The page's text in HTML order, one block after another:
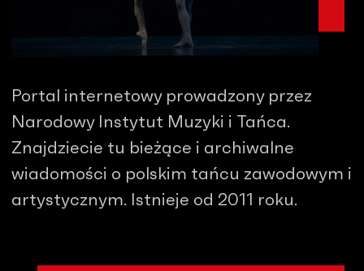
Portal internetowy prowadzony przez
Narodowy Instytut Muzyki i Tańca.
Znajdziecie tu bieżące i archiwalne
wiadomości o polskim tańcu zawodowym i
artystycznym. Istnieje od 2011 roku.